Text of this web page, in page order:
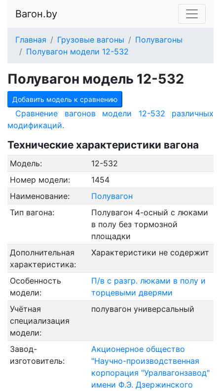
Вагон.by
Главная Грузовые вагоны
Полувагоны
Полувагон модели 12-532
Полувагон модель 12-532
Добавить модель к сравнению
Сравнение вагонов модели 12-532 различных
модификаций.
Технические характеристики вагона
Модель:
12-532
Номер модели:
1454
Наименование:
Полувагон
Тип вагона:
Полувагон 4-осный с люками
в полу без тормозной
площадки
Дополнительная
характеристика:
Характеристики не содержит
Особенность
модели:
П/в с разгр. люками в полу и
торцевыми дверями
Учётная
специализация
модели:
полувагон универсальный
Завод-
изготовитель:
Акционерное общество
"Научно-производственная
корпорация "Уралвагонзавод"
имени Ф.Э. Дзержинского